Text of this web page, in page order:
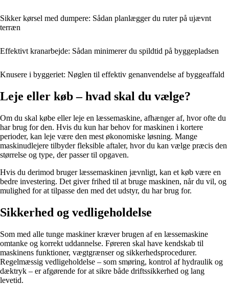
Sikker kørsel med dumpere: Sådan planlægger du ruter på ujævnt
terræn
Effektivt kranarbejde: Sådan minimerer du spildtid på byggepladsen
Knusere i byggeriet: Nøglen til effektiv genanvendelse af byggeaffald
Leje eller køb – hvad skal du vælge?
Om du skal købe eller leje en læssemaskine, afhænger af, hvor ofte du
har brug for den. Hvis du kun har behov for maskinen i kortere
perioder, kan leje være den mest økonomiske løsning. Mange
maskinudlejere tilbyder fleksible aftaler, hvor du kan vælge præcis den
størrelse og type, der passer til opgaven.
Hvis du derimod bruger læssemaskinen jævnligt, kan et køb være en
bedre investering. Det giver frihed til at bruge maskinen, når du vil, og
mulighed for at tilpasse den med det udstyr, du har brug for.
Sikkerhed og vedligeholdelse
Som med alle tunge maskiner kræver brugen af en læssemaskine
omtanke og korrekt uddannelse. Føreren skal have kendskab til
maskinens funktioner, vægtgrænser og sikkerhedsprocedurer.
Regelmæssig vedligeholdelse – som smøring, kontrol af hydraulik og
dæktryk – er afgørende for at sikre både driftssikkerhed og lang
levetid.